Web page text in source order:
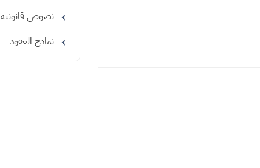
نصوص قانونية
نماذج العقود